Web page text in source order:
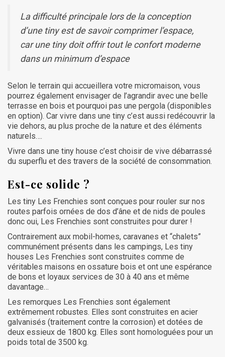
La difficulté principale lors de la conception
d’une tiny est de savoir comprimer l’espace,
car une tiny doit offrir tout le confort moderne
dans un minimum d’espace
Selon le terrain qui accueillera votre micromaison, vous
pourrez également envisager de l’agrandir avec une belle
terrasse en bois et pourquoi pas une pergola (disponibles
en option). Car vivre dans une tiny c’est aussi redécouvrir la
vie dehors, au plus proche de la nature et des éléments
naturels….
Vivre dans une tiny house c’est choisir de vive débarrassé
du superflu et des travers de la société de consommation.
Est-ce solide ?
Les tiny Les Frenchies sont conçues pour rouler sur nos
routes parfois ornées de dos d’âne et de nids de poules
donc oui, Les Frenchies sont construites pour durer !
Contrairement aux mobil-homes, caravanes et “chalets”
communément présents dans les campings, Les tiny
houses Les Frenchies sont construites comme de
véritables maisons en ossature bois et ont une espérance
de bons et loyaux services de 30 à 40 ans et même
davantage…
Les remorques Les Frenchies sont également
extrêmement robustes. Elles sont construites en acier
galvanisés (traitement contre la corrosion) et dotées de
deux essieux de 1800 kg. Elles sont homologuées pour un
poids total de 3500 kg.